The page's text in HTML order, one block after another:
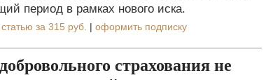
период в рамках нового иска.
статью за 315 руб. | оформить подписку
страхования не